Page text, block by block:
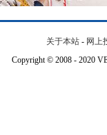
关于本站 - 网上
Copyright © 2008 - 2020